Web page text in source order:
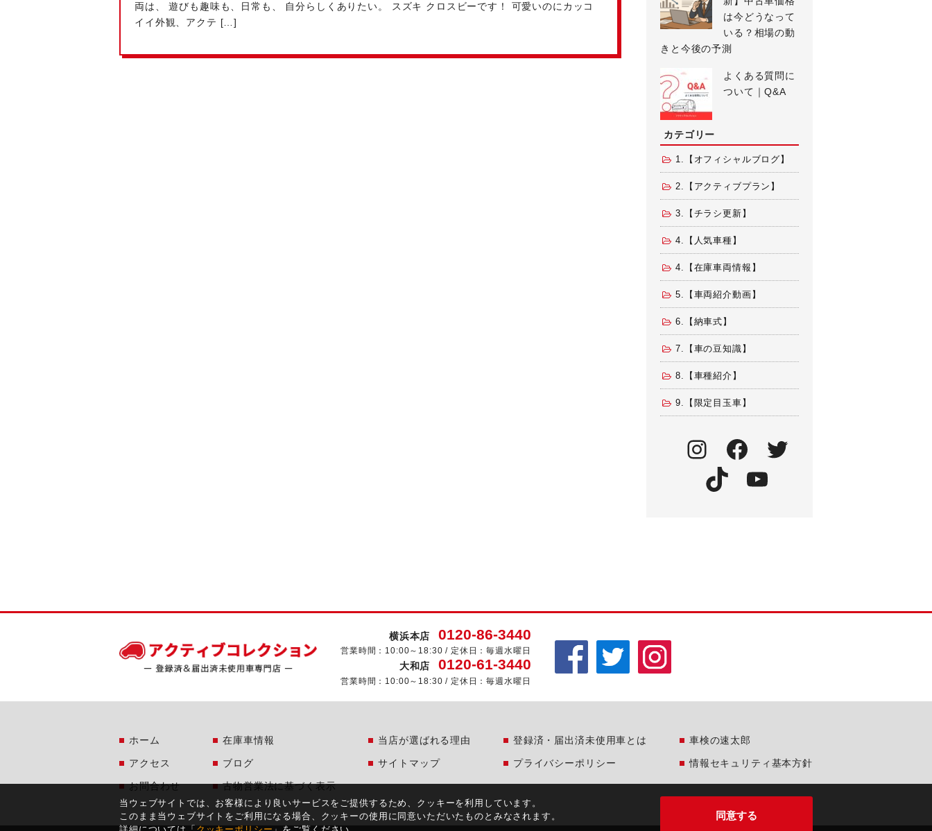
両は、 遊びも趣味も、日常も、 自分らしくありたい。 スズキ クロスビーです！ 可愛いのにカッコ
イイ外観、アクテ […]
は今どうなって
いる？相場の動
きと今後の予測
よくある質問に
ついて｜Q&A
カテゴリー
1.【オフィシャルブログ】
2.【アクティブプラン】
3.【チラシ更新】
4.【人気車種】
4.【在庫車両情報】
5.【車両紹介動画】
6.【納車式】
7.【車の豆知識】
8.【車種紹介】
9.【限定目玉車】
Instagram
Facebook
TikTokYouTube
横浜本店 0120-86-3440
営業時間：10:00～18:30 / 定休日：毎週水曜日
大和店 0120-61-3440
営業時間：10:00～18:30 / 定休日：毎週水曜日
ホーム
アクセス
お問合わせ
在庫車情報
ブログ
古物営業法に基づく表示
当店が選ばれる理由
サイトマップ
登録済・届出済未使用車とは
プライバシーポリシー
車検の速太郎
情報セキュリティ基本方針
当ウェブサイトでは、お客様により良いサービスをご提供するため、クッキーを利用しています。
このまま当ウェブサイトをご利用になる場合、クッキーの使用に同意いただいたものとみなされます。
同意する